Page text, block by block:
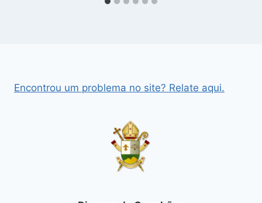
Encontrou um problema no site? Relate aqui.